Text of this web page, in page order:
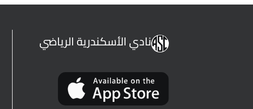
نادي الأسكندرية الرياضي